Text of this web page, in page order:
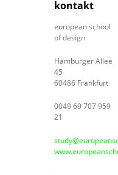
kontakt
european school
of design
Hamburger Allee
45
60486 Frankfurt
0049 69 707 959
21